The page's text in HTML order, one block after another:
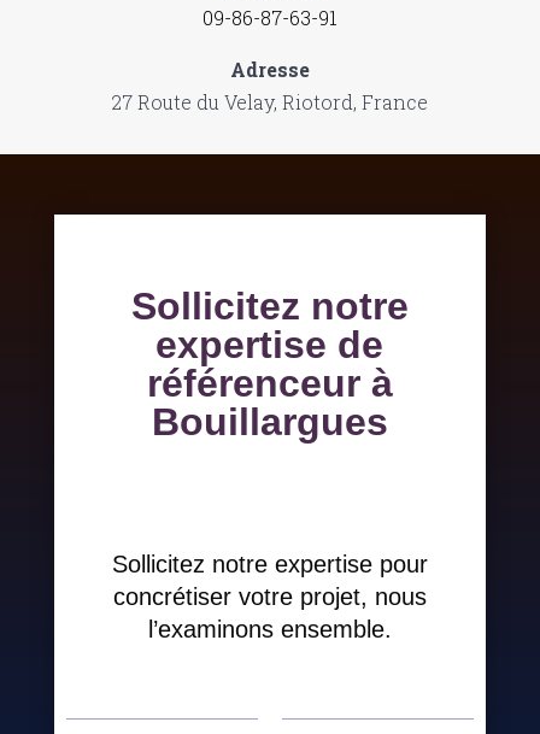
09-86-87-63-91
Adresse
27 Route du Velay, Riotord, France
Sollicitez notre
expertise de
référenceur à
Bouillargues
Sollicitez notre expertise pour
concrétiser votre projet, nous
l’examinons ensemble.